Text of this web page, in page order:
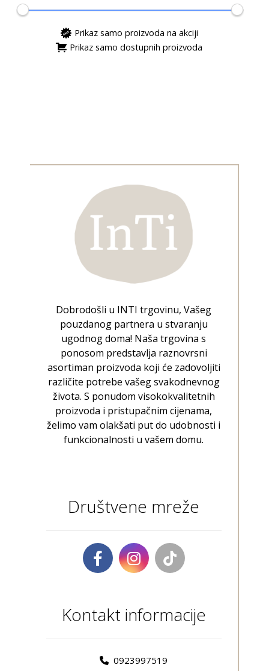
Prikaz samo proizvoda na akciji
Prikaz samo dostupnih proizvoda
Dobrodošli u INTI trgovinu, Vašeg
pouzdanog partnera u stvaranju
ugodnog doma! Naša trgovina s
ponosom predstavlja raznovrsni
asortiman proizvoda koji će zadovoljiti
različite potrebe vašeg svakodnevnog
života. S ponudom visokokvalitetnih
proizvoda i pristupačnim cijenama,
želimo vam olakšati put do udobnosti i
funkcionalnosti u vašem domu.
Društvene mreže
Kontakt informacije
0923997519